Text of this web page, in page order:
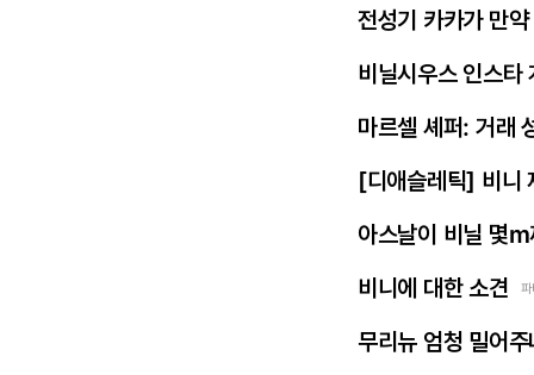
전성기 카카가 만
비닐시우스 인스타
마르셀 셰퍼: 거래
[디애슬레틱] 비니
아스날이 비닐 몇
비니에 대한 소견
무리뉴 엄청 밀어